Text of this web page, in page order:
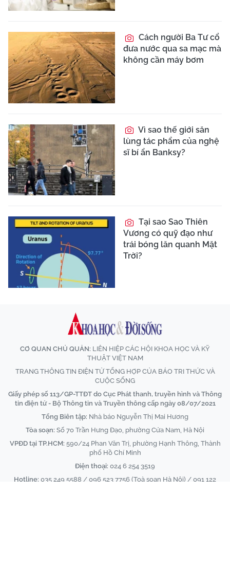
Cách người Ba Tư cổ
đưa nước qua sa mạc mà
không cần máy bơm
Vì sao thế giới săn
lùng tác phẩm của nghệ
sĩ bí ẩn Banksy?
Tại sao Sao Thiên
Vương có quỹ đạo như
trái bóng lăn quanh Mặt
Trời?
CƠ QUAN CHỦ QUẢN: LIÊN HIỆP CÁC HỘI KHOA HỌC VÀ KỸ
THUẬT VIỆT NAM
TRANG THÔNG TIN ĐIỆN TỬ TỔNG HỢP CỦA BÁO TRI THỨC VÀ
CUỘC SỐNG
Giấy phép số 113/GP-TTĐT do Cục Phát thanh, truyền hình và Thông
tin điện tử - Bộ Thông tin và Truyền thông cấp ngày 08/07/2021
Tổng Biên tập: Nhà báo Nguyễn Thị Mai Hương
Tòa soạn: Số 70 Trần Hưng Đạo, phường Cửa Nam, Hà Nội
VPĐD tại TP.HCM: 590/24 Phan Văn Trị, phường Hạnh Thông, Thành
phố Hồ Chí Minh
Điện thoại: 024 6 254 3519
Hotline: 035 249 5588 / 096 523 7756 (Toà soạn Hà Nội) / 091 122